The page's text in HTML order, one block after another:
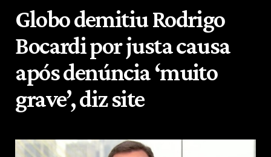
Globo demitiu Rodrigo
Bocardi por justa causa
após denúncia ‘muito
grave’, diz site